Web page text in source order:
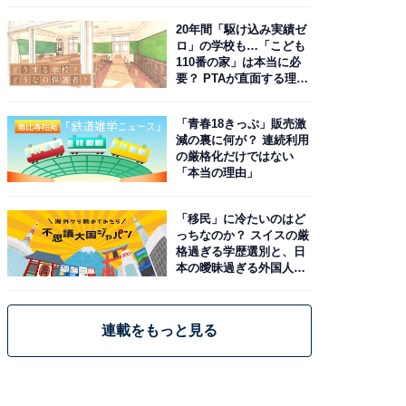
20年間「駆け込み実績ゼ
ロ」の学校も…「こども
110番の家」は本当に必
要？ PTAが直面する理想
「青春18きっぷ」販売激
減の裏に何が？ 連続利用
の厳格化だけではない
「本当の理由」
「移民」に冷たいのはど
っちなのか？ スイスの厳
格過ぎる学歴選別と、日
本の曖昧過ぎる外国人政
連載をもっと見る